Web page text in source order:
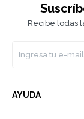
Recibe todas
AYUDA